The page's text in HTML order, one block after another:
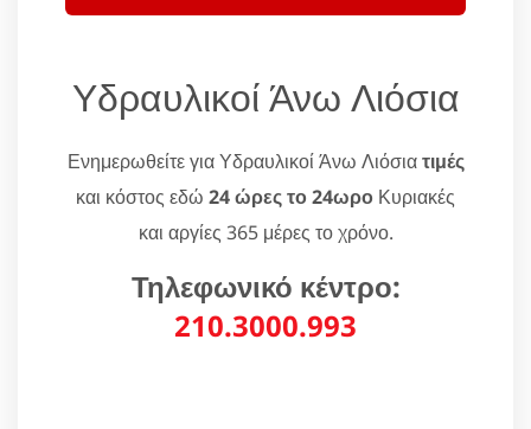
Υδραυλικοί Άνω Λιόσια
Ενημερωθείτε για Υδραυλικοί Άνω Λιόσιατιμές
και κόστος εδώ 24 ώρες το 24ωρο Κυριακές
και αργίες 365 μέρες το χρόνο.
Τηλεφωνικό κέντρο:
210.3000.993